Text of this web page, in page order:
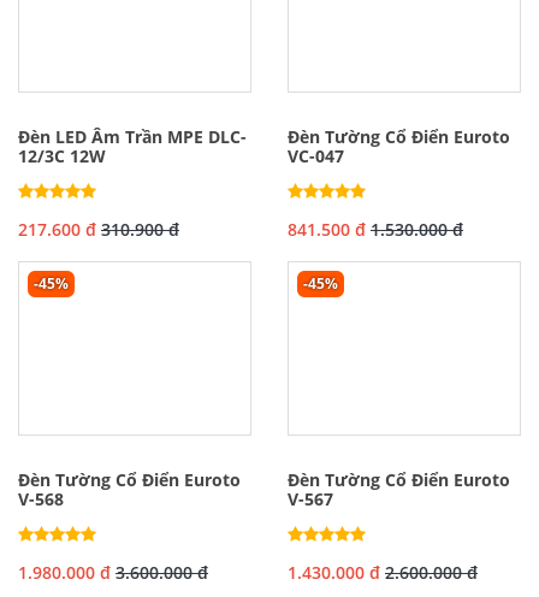
Đèn LED Âm Trần MPE DLC-
12/3C 12W
217.600 đ 310.900 đ
Đèn Tường Cổ Điển Euroto
VC-047
841.500 đ 1.530.000 đ
-45%
Đèn Tường Cổ Điển Euroto
V-568
1.980.000 đ 3.600.000 đ
-45%
Đèn Tường Cổ Điển Euroto
V-567
1.430.000 đ 2.600.000 đ